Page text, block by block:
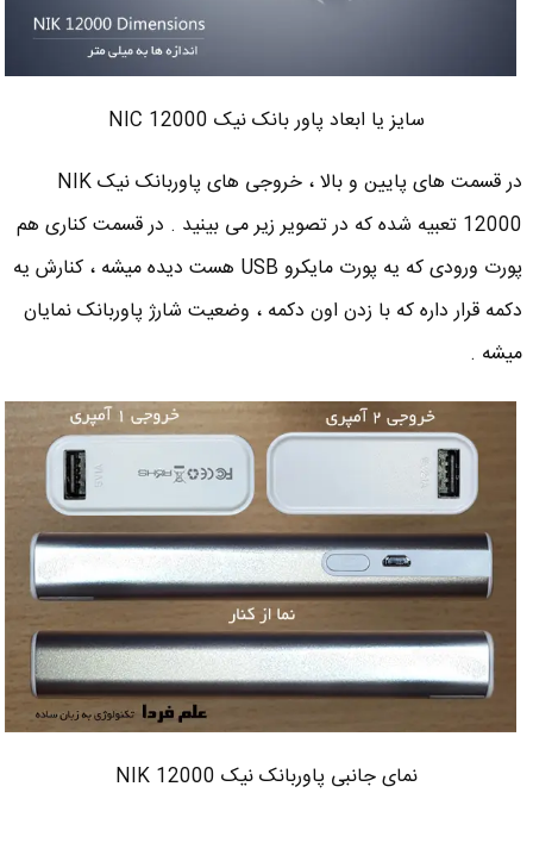
سایز یا ابعاد پاور بانک نیک NIC 12000
در قسمت های پایین و بالا ، خروجی های پاوربانک نیک NIK
12000 تعبیه شده که در تصویر زیر می بینید . در قسمت کناری هم
پورت ورودی که یه پورت مایکرو USB هست دیده میشه ، کنارش یه
دکمه قرار داره که با زدن اون دکمه ، وضعیت شارژ پاوربانک نمایان
میشه .
نمای جانبی پاوربانک نیک NIK 12000